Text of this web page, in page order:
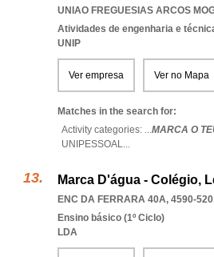
UNIAO FREGUESIAS ARCOS
Atividades de engenharia e
UNIP
Ver empresa Ver no Mapa
Matches in the search for:
Activity categories: ...MARCA O
UNIPESSOAL...
Marca D'água - Colégio,
ENC DA FERRARA 40A, 4590-520
Ensino básico (1º Ciclo)
LDA